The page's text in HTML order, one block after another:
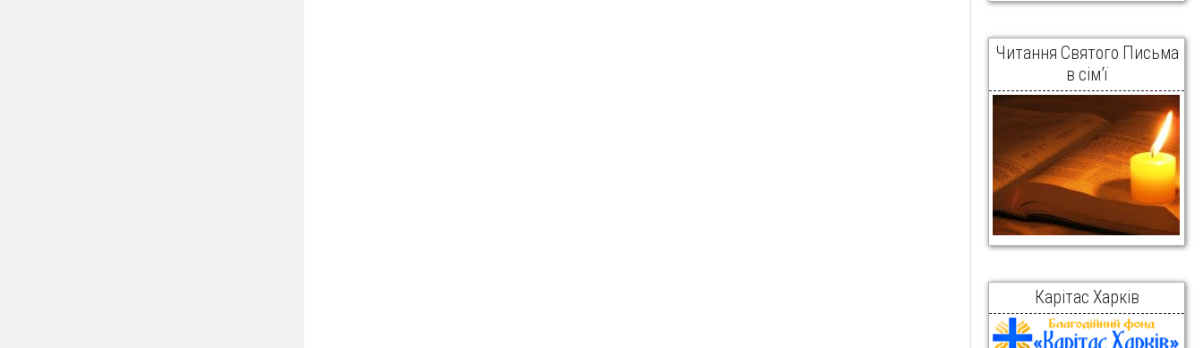
Читання Святого Письма
в сім’ї
Карітас Харків